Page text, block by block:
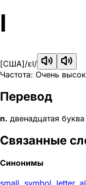
l
[США]/ɛl/
Частота: Очень
Перевод
n. двенадцатая
Связанные
Синонимы